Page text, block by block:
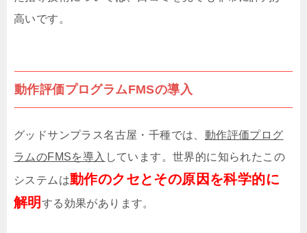
高いです。
動作評価プログラムFMSの導入
グッドサンプラス名古屋・千種では、 動作評価プログ
ラムのFMSを導入 しています。世界的に知られたこの
システムは動作のクセとその原因を科学的に
解明 する効果があります。